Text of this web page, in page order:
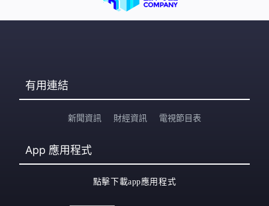
有用連結
新聞資訊 財經資訊 電視節目表
App 應用程式
點擊下載app應用程式